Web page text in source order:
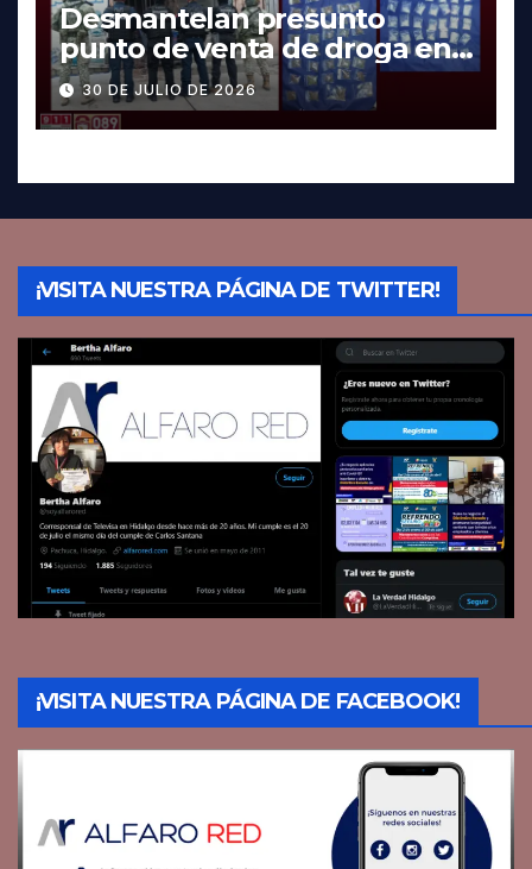
Desmantelan presunto
punto de venta de droga en
Pachuca; hay dos detenidos
30 DE JULIO DE 2026
¡VISITA NUESTRA PÁGINA DE TWITTER!
¡VISITA NUESTRA PÁGINA DE FACEBOOK!